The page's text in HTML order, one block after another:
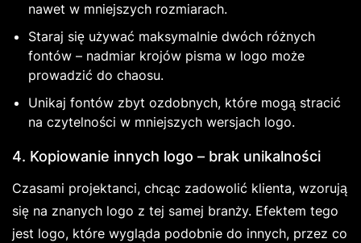
nawet w mniejszych rozmiarach.
Staraj się używać maksymalnie dwóch różnych
fontów – nadmiar krojów pisma w logo może
prowadzić do chaosu.
Unikaj fontów zbyt ozdobnych, które mogą stracić
na czytelności w mniejszych wersjach logo.
4. Kopiowanie innych logo – brak unikalności
Czasami projektanci, chcąc zadowolić klienta, wzorują
się na znanych logo z tej samej branży. Efektem tego
jest logo, które wygląda podobnie do innych, przez co